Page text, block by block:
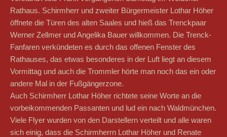
Rathaus. Schirmherr und zweiter Bürgermeister Lothar Höher
öffnete die Türen des alten Saales und hieß das Trenckpaar
Werner Zellmer und Angelika Bauer willkommen. Die Trenck-
Fanfaren verkündeten es durch das offenen Fenster des
Rathauses, das etwas besonderes in der Luft liegt an diesem
Vormittag und auch die Trommler hörte man noch das ein oder
andere Mal in der Fußgängerzone.
Auch Schirmherr Lothar Höher richtete seine Worte an die
vorbeikommenden Passanten und lud ein nach Waldmünchen.
Viele Flyer wurden von den Darstellern verteilt und alle waren
sich einig, dass die Schirmherrn Lothar Höher und Renate